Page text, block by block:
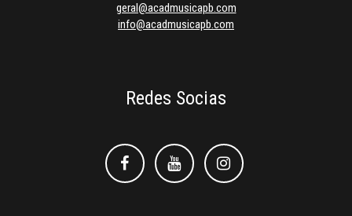
geral@acadmusicapb.com
info@acadmusicapb.com
Redes Socias
FacebookFacebookInstagram